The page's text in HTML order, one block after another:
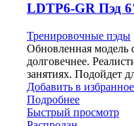
LDTP6-GR Пэд
Тренировочные пэды
Обновленная модель
долговечнее.
занятиях. Подойдет
Добавить в избранное
Подробнее
Быстрый просмотр